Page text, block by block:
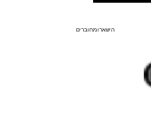
הישארו מחוברים